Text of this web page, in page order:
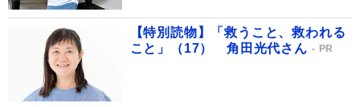
【特別読物】「救うこと、救われる
こと」（17） 角田光代さん
PR